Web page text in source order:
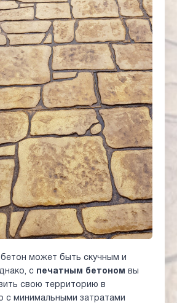
может быть скучным и
с печатным бетоном вы
свою территорию в
с минимальными затратами